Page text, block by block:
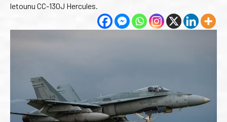
letounu CC-130J Hercules.